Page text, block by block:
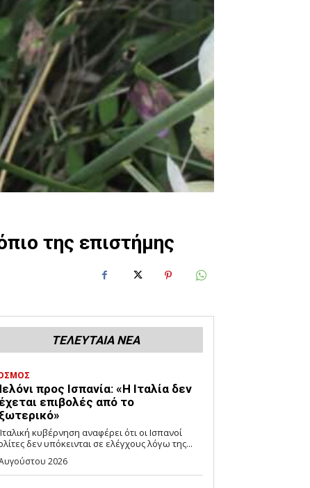
της επιστήμης
ΤΕΛΕΥΤΑΙΑ ΝΕΑ
προς Ισπανία: «Η Ιταλία δεν
επιβολές από το
κυβέρνηση αναφέρει ότι οι Ισπανοί
δεν υπόκεινται σε ελέγχους λόγω της...
2026